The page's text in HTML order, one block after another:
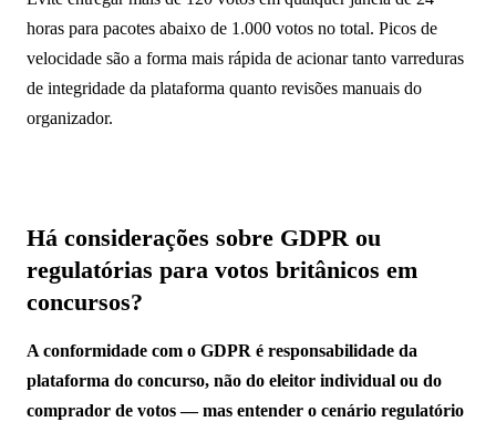
horas para pacotes abaixo de 1.000 votos no total. Picos de
velocidade são a forma mais rápida de acionar tanto varreduras
de integridade da plataforma quanto revisões manuais do
organizador.
Há considerações sobre GDPR ou
regulatórias para votos britânicos em
concursos?
A conformidade com o GDPR é responsabilidade da
plataforma do concurso, não do eleitor individual ou do
comprador de votos — mas entender o cenário regulatório